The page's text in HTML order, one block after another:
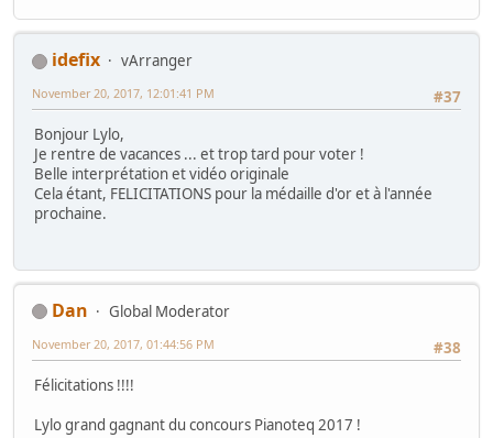
idefix
vArranger
#37
November 20, 2017, 12:01:41 PM
Bonjour Lylo,
Je rentre de vacances ... et trop tard pour voter !
Belle interprétation et vidéo originale
Cela étant, FELICITATIONS pour la médaille d'or et à l'année
prochaine.
Dan
Global Moderator
#38
November 20, 2017, 01:44:56 PM
Félicitations !!!!
Lylo grand gagnant du concours Pianoteq 2017 !